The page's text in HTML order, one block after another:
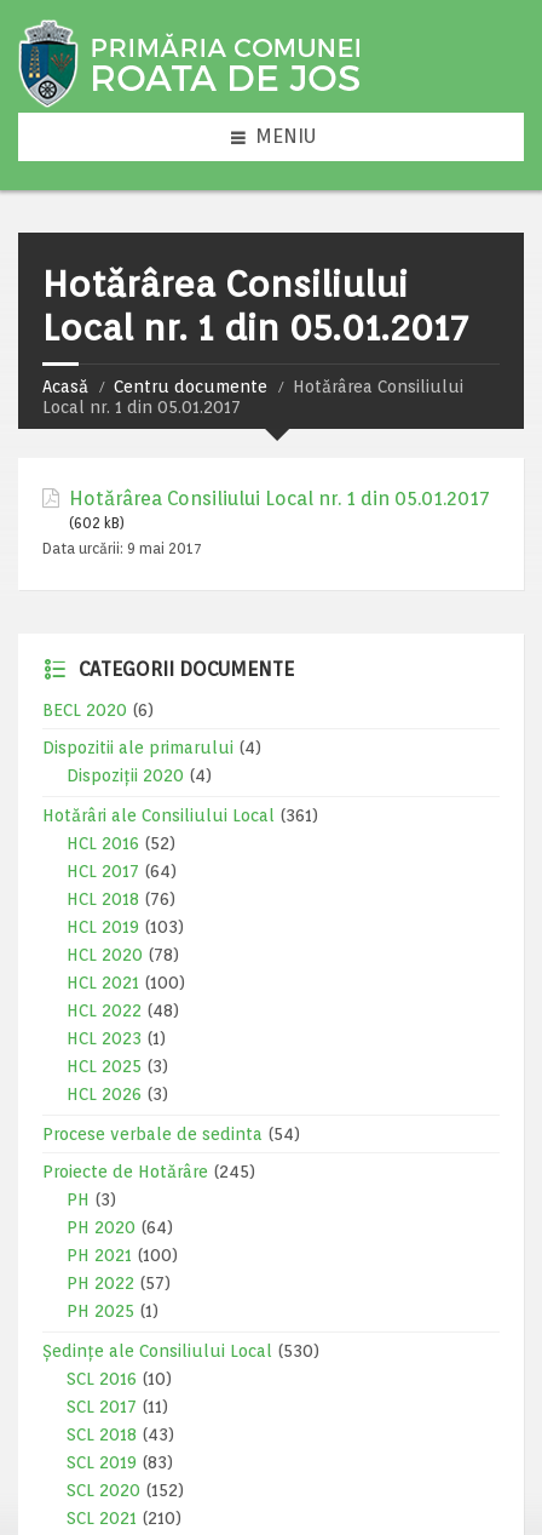
MENIU
Hotărârea Consiliului
Local nr. 1 din 05.01.2017
Acasă Centru documente
Hotărârea Consiliului
Local nr. 1 din 05.01.2017
Hotărârea Consiliului Local nr. 1 din 05.01.2017
(602 kB)
Data urcării: 9 mai 2017
CATEGORII DOCUMENTE
BECL 2020 (6)
Dispozitii ale primarului (4)
Dispoziții 2020 (4)
Hotărâri ale Consiliului Local
(361)
HCL 2016 (52)
HCL 2017 (64)
HCL 2018 (76)
HCL 2019 (103)
HCL 2020 (78)
HCL 2021 (100)
HCL 2022 (48)
HCL 2023 (1)
HCL 2025 (3)
HCL 2026 (3)
Procese verbale de sedinta (54)
Proiecte de Hotărâre (245)
PH (3)
PH 2020 (64)
PH 2021 (100)
PH 2022 (57)
PH 2025 (1)
Ședințe ale Consiliului Local
(530)
SCL 2016 (10)
SCL 2017 (11)
SCL 2018 (43)
SCL 2019 (83)
SCL 2020 (152)
SCL 2021 (210)